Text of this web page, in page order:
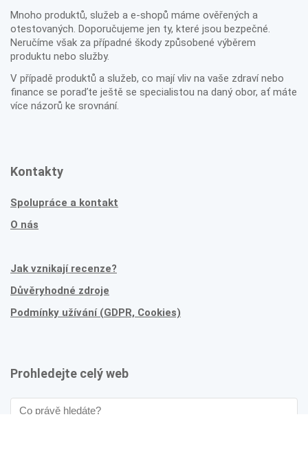
Mnoho produktů, služeb a e-shopů máme ověřených a
otestovaných. Doporučujeme jen ty, které jsou bezpečné.
Neručíme však za případné škody způsobené výběrem
produktu nebo služby.
V případě produktů a služeb, co mají vliv na vaše zdraví nebo
finance se poraďte ještě se specialistou na daný obor, ať máte
více názorů ke srovnání.
Kontakty
Spolupráce a kontakt
O nás
Jak vznikají recenze?
Důvěryhodné zdroje
Podmínky užívání (GDPR, Cookies)
Prohledejte celý web